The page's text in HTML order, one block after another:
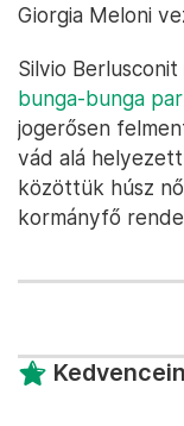
Giorgia Meloni
Silvio
bunga-bunga
jogerősen
vád alá
közöttük húsz
kormányfő